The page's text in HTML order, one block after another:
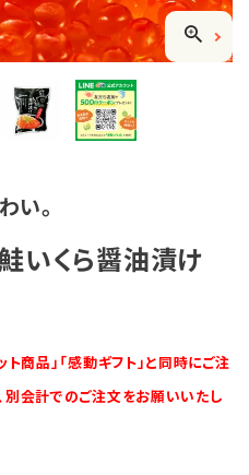
い。
いくら醤油漬け
商品」「感動ギフト」と同時にご注
別会計でのご注文をお願いいたし